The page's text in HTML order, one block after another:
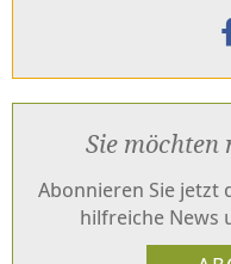
Sie möchten
Abonnieren Sie jetzt
hilfreiche News